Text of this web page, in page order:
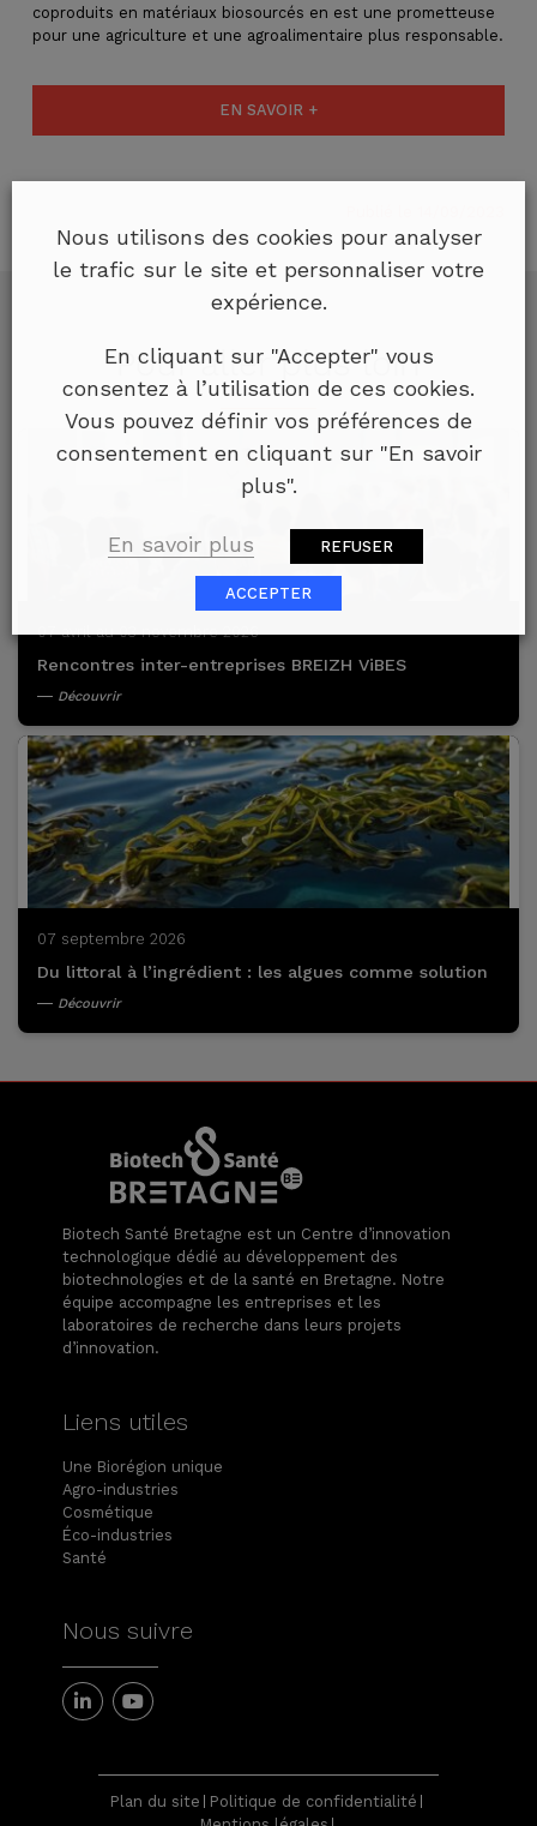
coproduits en matériaux biosourcés en est une prometteuse
pour une agriculture et une agroalimentaire plus responsable.
EN SAVOIR +
Pour aller plus loin
07 avril au 03 novembre 2026
Rencontres inter-entreprises BREIZH ViBES
Découvrir
07 septembre 2026
Du littoral à l’ingrédient : les algues comme solution
Découvrir
Biotech Santé Bretagne est un Centre d’innovation
technologique dédié au développement des
biotechnologies et de la santé en Bretagne. Notre
équipe accompagne les entreprises et les
laboratoires de recherche dans leurs projets
d’innovation.
Liens utiles
Une Biorégion unique
Agro-industries
Cosmétique
Éco-industries
Santé
Nous suivre
Plan du site
Politique de confidentialité
Nous utilisons des cookies pour analyser
le trafic sur le site et personnaliser votre
expérience.
En cliquant sur "Accepter" vous
consentez à l’utilisation de ces cookies.
Vous pouvez définir vos préférences de
consentement en cliquant sur "En savoir
plus".
En savoir plus REFUSER
ACCEPTER